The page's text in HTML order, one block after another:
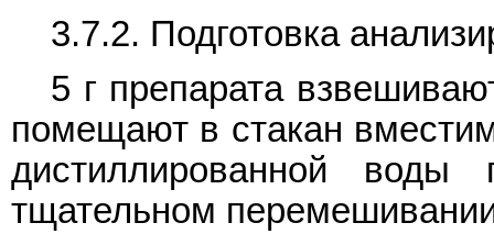
3.7.2. Подготовка
5 г препарата
помещают в стакан
дистиллированной
тщательном